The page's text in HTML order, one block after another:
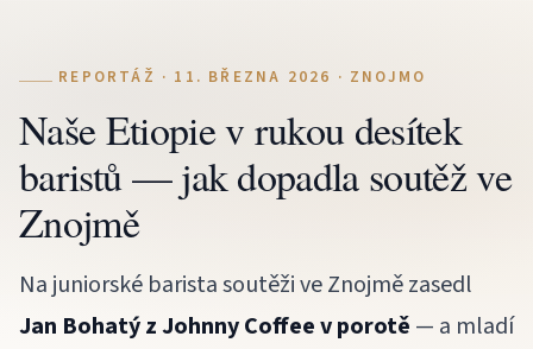
REPORTÁŽ · 11. BŘEZNA 2026 · ZNOJMO
Naše Etiopie v rukou desítek
baristů — jak dopadla soutěž ve
Znojmě
Na juniorské barista soutěži ve Znojmě zasedl
Jan Bohatý z Johnny Coffee v porotě — a mladí